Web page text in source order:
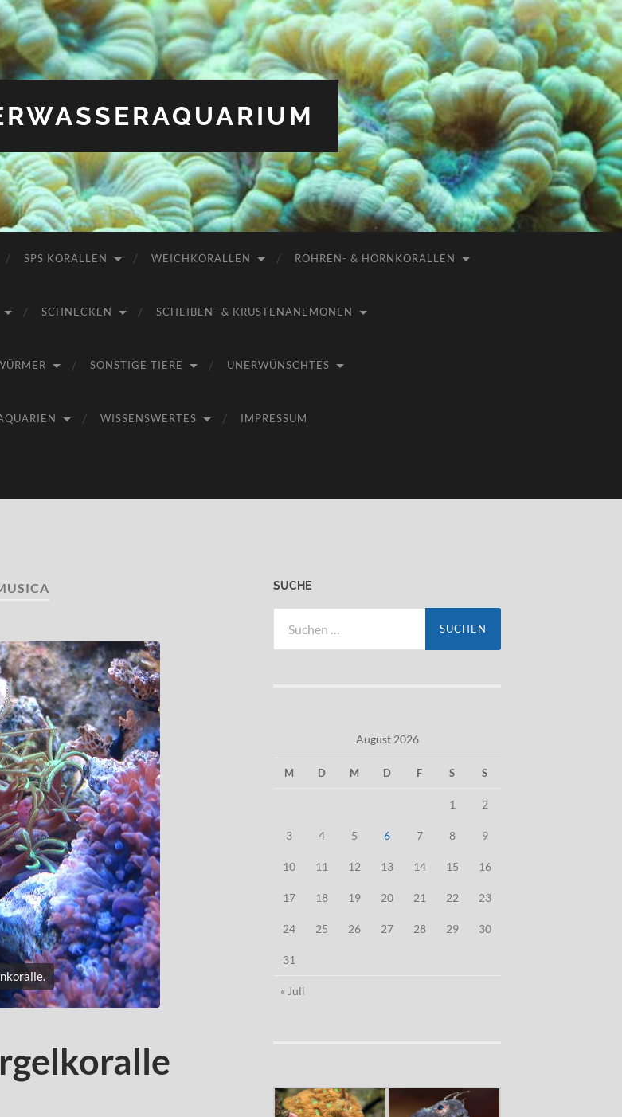
SPS KORALLEN WEICHKORALLEN RÖHREN- & HORNKORALLEN
SCHNECKEN SCHEIBEN- & KRUSTENANEMONEN
SONSTIGE TIERE UNERWÜNSCHTES
WISSENSWERTES IMPRESSUM
SUCHE
nach:
August 2026
M D M D F S S
1 2
3 4 5 6 7 8 9
10 11 12 13 14 15 16
17 18 19 20 21 22 23
24 25 26 27 28 29 30
31
« Juli